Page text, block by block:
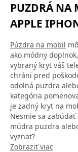
nachádzate:
PUZDRÁ NA
APPLE
Púzdra na mobil
ako módny
vybraný kryt váš
chráni pred
odolná puzdra
kategória
je zadný kryt na
Nesmie sa
múdra puzdra
vyznať?
Zobraziť viac